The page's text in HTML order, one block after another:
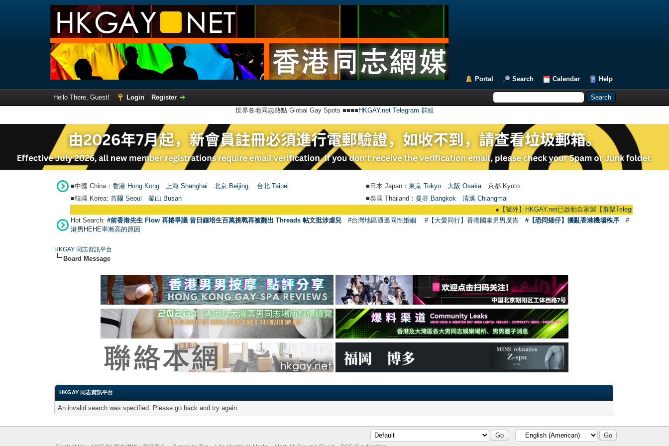
Portal Search Calendar Help
Hello There, Guest! Login
Register
世界各地同志熱點 Global Gay Spots ■■■■ HKGAY.net Telegram 群組
■中國 China： 香港 Hong Kong 上海 Shanghai 北京 Beijing 台北 Taipei ■日本 Japan： 東京 Tokyo 大阪 Osaka 京都 Kyoto
■韓國 Korea: 首爾 Seou 釜山 Busan ■泰國 Thailand： 曼谷 Bangkok
清邁 Chiangmai
【號外】HKGAY.net已啟動自家製【群聚Telegram群組】
Hot Search: #前香港先生 Flow 再捲爭議 昔日鍾培生百萬挑戰再被翻出 Threads 帖文批涉虐兒 #台灣地區通過同性婚姻 #【大愛同行】香港國泰男男廣告 #【恐同矮仔】擾亂香港機場秩序
#
港男HEHE率漸高的原因
HKGAY 同志資訊平台
Board Message
HKGAY 同志資訊平台
An invalid search was specified. Please go back and try again.